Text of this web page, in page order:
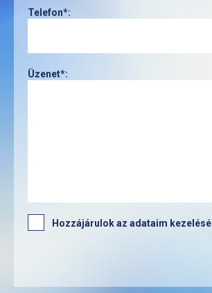
Telefon*:
Üzenet*:
Hozzájárulok az adataim